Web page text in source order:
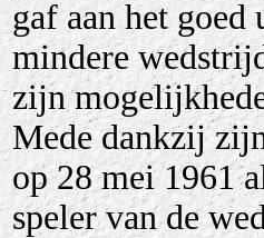
gaf aan het goed
mindere
zijn
Mede dankzij
op 28 mei 1961
speler van de